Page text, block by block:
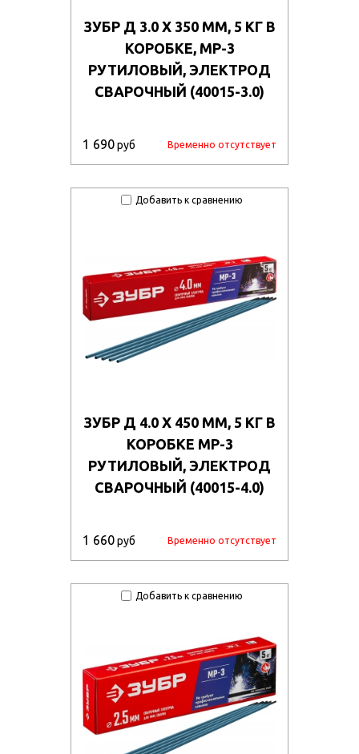
ЗУБР Д 3.0 Х 350 ММ, 5 КГ В
КОРОБКЕ, МР-3
РУТИЛОВЫЙ, ЭЛЕКТРОД
СВАРОЧНЫЙ (40015-3.0)
1 690руб Временно отсутствует
Добавить к сравнению
ЗУБР Д 4.0 Х 450 ММ, 5 КГ В
КОРОБКЕ МР-3
РУТИЛОВЫЙ, ЭЛЕКТРОД
СВАРОЧНЫЙ (40015-4.0)
1 660руб Временно отсутствует
Добавить к сравнению